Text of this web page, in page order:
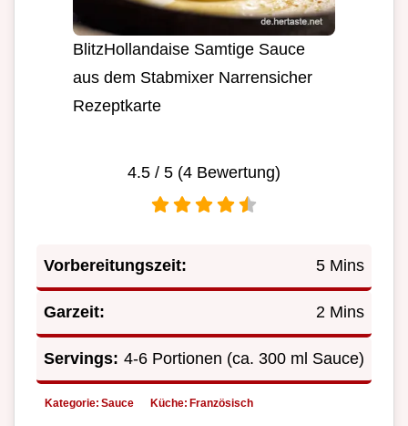
BlitzHollandaise Samtige Sauce
aus dem Stabmixer Narrensicher
Rezeptkarte
4.5 / 5 (4 Bewertung)
Vorbereitungszeit: 5 Mins
Garzeit: 2 Mins
Servings: 4-6 Portionen (ca. 300 ml Sauce)
Kategorie: Sauce Küche: Französisch